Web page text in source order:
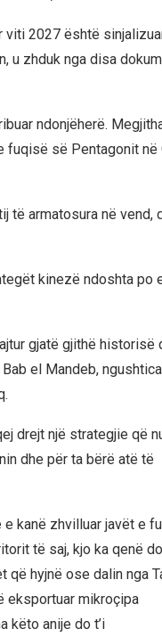
viti 2027 është
u zhduk nga disa
ndonjëherë.
së Pentagonit në
të armatosura në vend,
kinezë ndoshta po
gjatë gjithë historisë
el Mandeb,
drejt një strategjie që
dhe për ta bërë atë të
kanë zhvilluar javët e
të saj, kjo ka qenë
hyjnë ose dalin nga
eksportuar mikroçipa
këto anije do t’i